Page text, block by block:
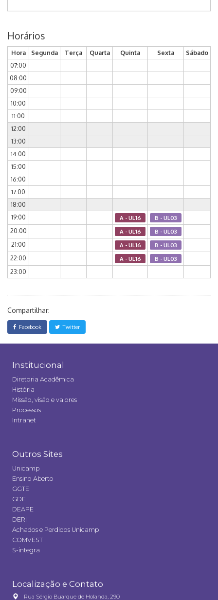
Horários
Hora Segunda Terça Quarta Quinta Sexta
Sábado
07:00
08:00
09:00
10:00
11:00
12:00
13:00
14:00
15:00
16:00
17:00
18:00
19:00
A - UL16 B - UL03
20:00 A - UL16 B - UL03
21:00 A - UL16 B - UL03
22:00 A - UL16 B - UL03
23:00
Compartilhar:
Facebook Twitter
Institucional
Diretoria Acadêmica
História
Missão, visão e valores
Processos
Intranet
Outros Sites
Unicamp
Ensino Aberto
GGTE
GDE
DEAPE
DERI
Achados e Perdidos Unicamp
COMVEST
S-integra
Localização e Contato
Rua Sérgio Buarque de Holanda, 290